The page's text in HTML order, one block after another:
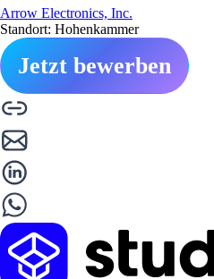
Arrow Electronics, Inc.
Standort: Hohenkammer
Jetzt bewerben